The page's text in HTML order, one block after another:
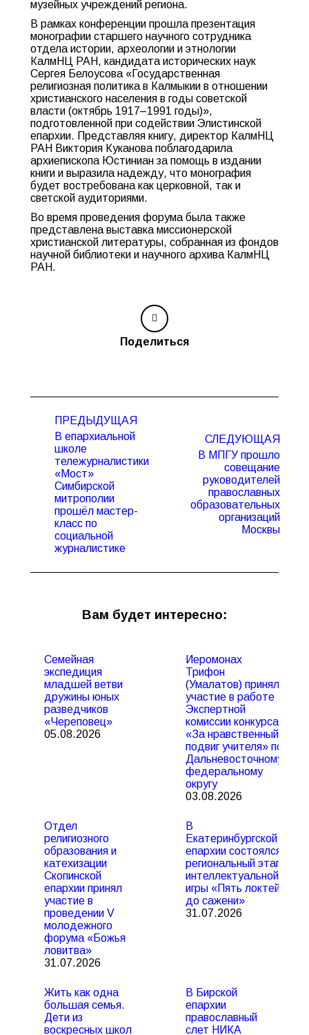
музейных учреждений региона.
В рамках конференции прошла презентация
монографии старшего научного сотрудника
отдела истории, археологии и этнологии
КалмНЦ РАН, кандидата исторических наук
Сергея Белоусова «Государственная
религиозная политика в Калмыкии в отношении
христианского населения в годы советской
власти (октябрь 1917–1991 годы)»,
подготовленной при содействии Элистинской
епархии. Представляя книгу, директор КалмНЦ
РАН Виктория Куканова поблагодарила
архиепископа Юстиниан за помощь в издании
книги и выразила надежду, что монография
будет востребована как церковной, так и
светской аудиториями.
Во время проведения форума была также
представлена выставка миссионерской
христианской литературы, собранная из фондов
научной библиотеки и научного архива КалмНЦ
РАН.
Поделиться
записям
ПРЕДЫДУЩАЯ
Предыдущая
запись:
В епархиальной
школе
тележурналистики
«Мост»
Симбирской
митрополии
прошёл мастер-
класс по
социальной
журналистике
СЛЕДУЮЩАЯ
Следующая
запись:
В МПГУ прошло
совещание
руководителей
православных
образовательных
организаций
Москвы
Вам будет интересно:
Семейная
экспедиция
младшей ветви
дружины юных
разведчиков
«Череповец»
05.08.2026
Иеромонах
Трифон
(Умалатов) принял
участие в работе
Экспертной
комиссии конкурса
«За нравственный
подвиг учителя» по
Дальневосточному
федеральному
округу
03.08.2026
Отдел
религиозного
образования и
катехизации
Скопинской
епархии принял
участие в
проведении V
молодежного
форума «Божья
ловитва»
31.07.2026
В
Екатеринбургской
епархии состоялся
региональный этап
интеллектуальной
игры «Пять локтей
до сажени»
31.07.2026
Жить как одна
большая семья.
Дети из
воскресных школ
В Бирской
епархии
православный
слет НИКА